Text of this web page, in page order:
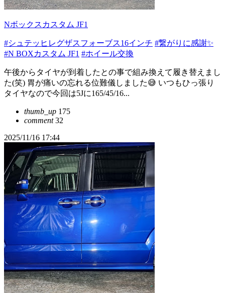
Nボックスカスタム JF1
#シュテッヒレグザスフォーブス16インチ #繋がりに感謝✨
#N BOXカスタム JF1 #ホイール交換
午後からタイヤが到着したとの事で組み換えて履き替えまし
た(笑) 胃が痛いの忘れる位難儀しました😅 いつもひっ張り
タイヤなので今回は5Jに165/45/16...
thumb_up 175
comment32
2025/11/16 17:44